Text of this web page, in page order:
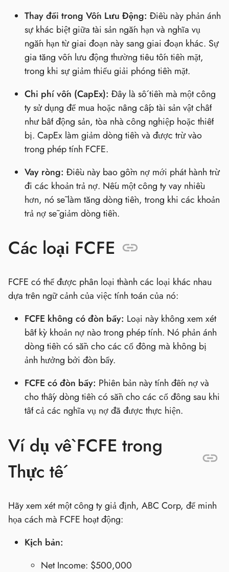
Thay đổi trong Vốn Lưu Động: Điều này phản ánh
sự khác biệt giữa tài sản ngắn hạn và nghĩa vụ
ngắn hạn từ giai đoạn này sang giai đoạn khác. Sự
gia tăng vốn lưu động thường tiêu tốn tiền mặt,
trong khi sự giảm thiểu giải phóng tiền mặt.
Chi phí vốn (CapEx): Đây là số tiền mà một công
ty sử dụng để mua hoặc nâng cấp tài sản vật chất
như bất động sản, tòa nhà công nghiệp hoặc thiết
bị. CapEx làm giảm dòng tiền và được trừ vào
trong phép tính FCFE.
Vay ròng: Điều này bao gồm nợ mới phát hành trừ
đi các khoản trả nợ. Nếu một công ty vay nhiều
hơn, nó sẽ làm tăng dòng tiền, trong khi các khoản
trả nợ sẽ giảm dòng tiền.
Các loại FCFE
FCFE có thể được phân loại thành các loại khác nhau
dựa trên ngữ cảnh của việc tính toán của nó:
FCFE không có đòn bẩy: Loại này không xem xét
bất kỳ khoản nợ nào trong phép tính. Nó phản ánh
dòng tiền có sẵn cho các cổ đông mà không bị
ảnh hưởng bởi đòn bẩy.
FCFE có đòn bẩy: Phiên bản này tính đến nợ và
cho thấy dòng tiền có sẵn cho các cổ đông sau khi
tất cả các nghĩa vụ nợ đã được thực hiện.
Ví dụ về FCFE trong
Thực tế
Hãy xem xét một công ty giả định, ABC Corp, để minh
họa cách mà FCFE hoạt động:
Kịch bản:
Net Income: $500,000